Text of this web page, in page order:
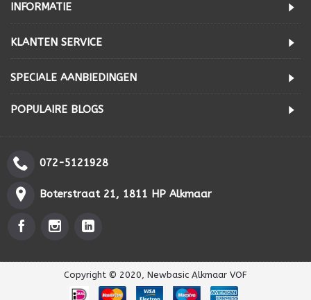
INFORMATIE
KLANTEN SERVICE
SPECIALE AANBIEDINGEN
POPULAIRE BLOGS
072-5121928
Boterstraat 21, 1811 HP Alkmaar
Copyright © 2020, Newbasic Alkmaar VOF